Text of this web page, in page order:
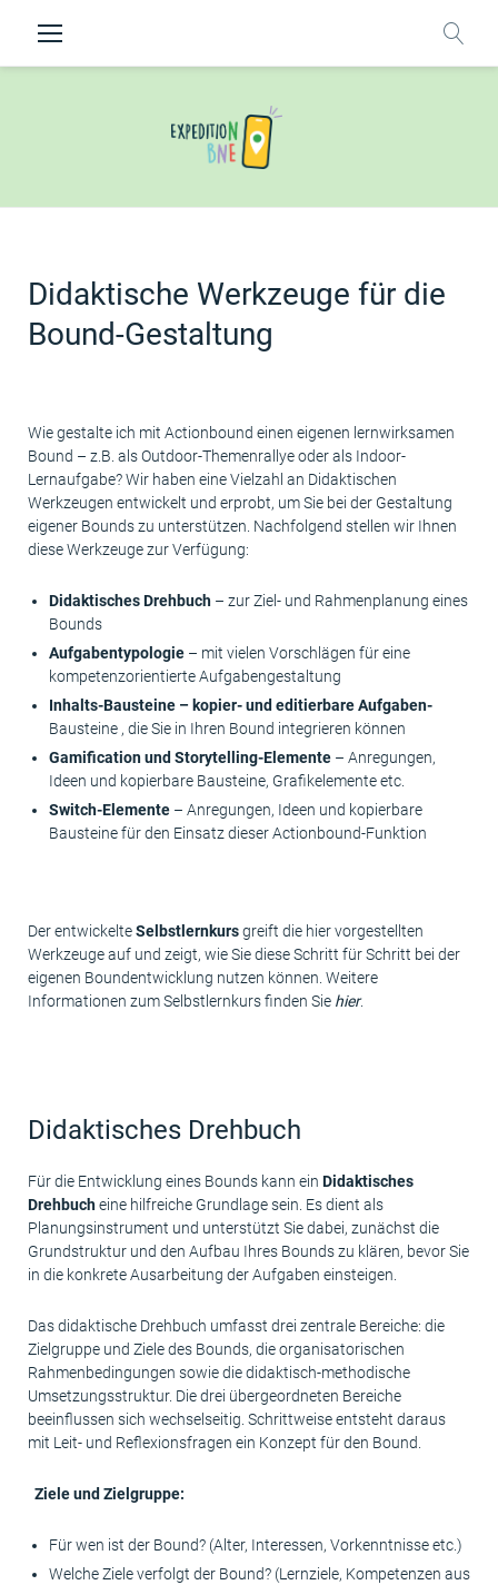
Inhalt
(Tools)
Didaktische Werkzeuge für die
Bound-Gestaltung
Wie gestalte ich mit Actionbound einen eigenen lernwirksamen
Bound – z.B. als Outdoor-Themenrallye oder als Indoor-
Lernaufgabe? Wir haben eine Vielzahl an Didaktischen
Werkzeugen entwickelt und erprobt, um Sie bei der Gestaltung
eigener Bounds zu unterstützen. Nachfolgend stellen wir Ihnen
diese Werkzeuge zur Verfügung:
Didaktisches Drehbuch – zur Ziel- und Rahmenplanung eines
Bounds
Aufgabentypologie – mit vielen Vorschlägen für eine
kompetenzorientierte Aufgabengestaltung
Inhalts-Bausteine – kopier- und editierbare Aufgaben-
Bausteine , die Sie in Ihren Bound integrieren können
Gamification und Storytelling-Elemente – Anregungen,
Ideen und kopierbare Bausteine, Grafikelemente etc.
Switch-Elemente – Anregungen, Ideen und kopierbare
Bausteine für den Einsatz dieser Actionbound-Funktion
Der entwickelteSelbstlernkursgreift die hier vorgestellten
Werkzeuge auf und zeigt, wie Sie diese Schritt für Schritt bei der
eigenen Boundentwicklung nutzen können. Weitere
Informationen zum Selbstlernkurs finden Sie hier.
Didaktisches Drehbuch
Für die Entwicklung eines Bounds kann ein Didaktisches
Drehbucheine hilfreiche Grundlage sein. Es dient als
Planungsinstrument und unterstützt Sie dabei, zunächst die
Grundstruktur und den Aufbau Ihres Bounds zu klären, bevor Sie
in die konkrete Ausarbeitung der Aufgaben einsteigen.
Das didaktische Drehbuch umfasst drei zentrale Bereiche: die
Zielgruppe und Ziele des Bounds, die organisatorischen
Rahmenbedingungen sowie die didaktisch-methodische
Umsetzungsstruktur. Die drei übergeordneten Bereiche
beeinflussen sich wechselseitig. Schrittweise entsteht daraus
mit Leit- und Reflexionsfragen ein Konzept für den Bound.
Ziele und Zielgruppe:
Für wen ist der Bound? (Alter, Interessen, Vorkenntnisse etc.)
Welche Ziele verfolgt der Bound? (Lernziele, Kompetenzen aus